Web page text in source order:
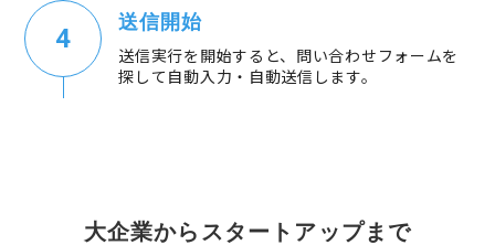
送信開始
送信実行を開始すると、問い合わせフォームを
探して自動入力・自動送信します。
大企業からスタートアップまで